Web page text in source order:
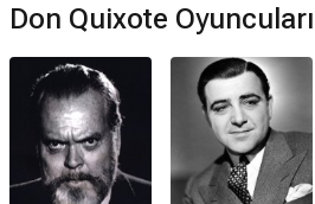
Don Quixote filmiİspanya ,İtalya,ABD
Kaç saat?
1 saat 56 dakika
IMDb puanı kaç?
Don Quixote Oyuncuları